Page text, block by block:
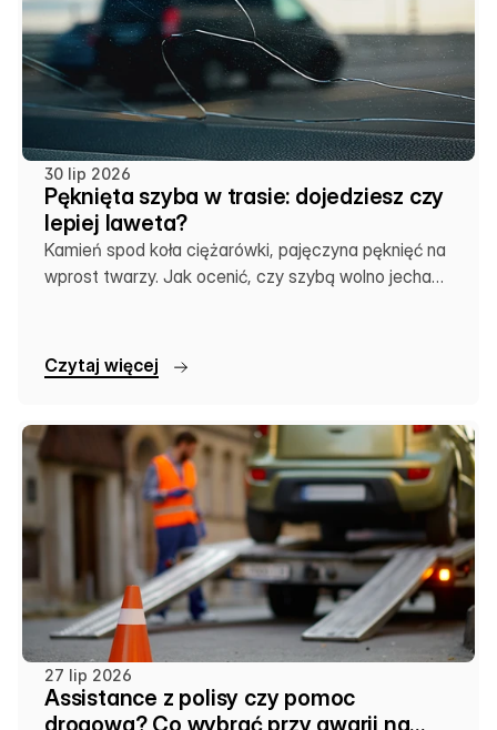
30 lip 2026
Pęknięta szyba w trasie: dojedziesz czy
lepiej laweta?
Kamień spod koła ciężarówki, pajęczyna pęknięć na
wprost twarzy. Jak ocenić, czy szybą wolno jechać
Czytaj więcej
27 lip 2026
Assistance z polisy czy pomoc
drogowa? Co wybrać przy awarii na